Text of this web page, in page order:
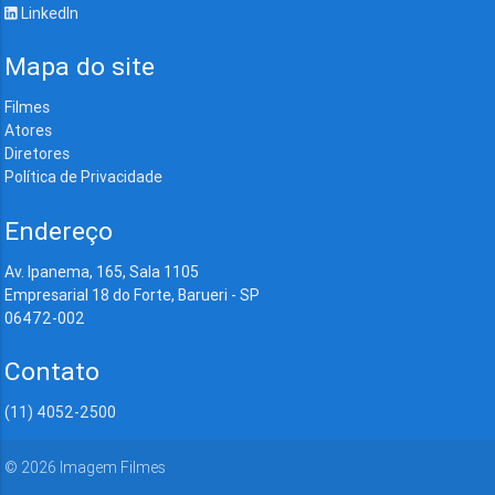
LinkedIn
Mapa do site
Filmes
Atores
Diretores
Política de Privacidade
Endereço
Av. Ipanema, 165, Sala 1105
Empresarial 18 do Forte, Barueri - SP
06472-002
Contato
(11) 4052-2500
© 2026 Imagem Filmes